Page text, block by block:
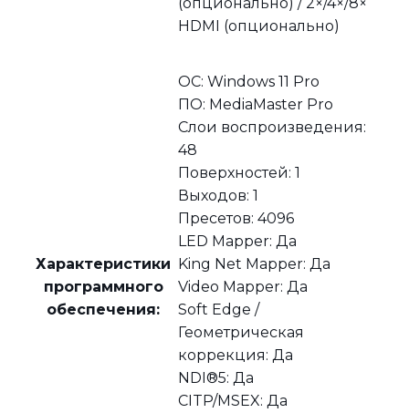
HDMI (опционально)
Характеристики
программного
обеспечения:
ОС: Windows 11 Pro
ПО: MediaMaster Pro
Слои воспроизведения:
48
Поверхностей: 1
Выходов: 1
Пресетов: 4096
LED Mapper: Да
King Net Mapper: Да
Video Mapper: Да
Soft Edge /
Геометрическая
коррекция: Да
NDI®5: Да
CITP/MSEX: Да